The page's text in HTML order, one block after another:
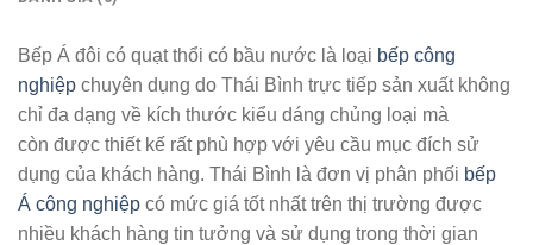
Bếp Á đôi có quạt thổi có bầu nước là loại bếp công
nghiệp chuyên dụng do Thái Bình trực tiếp sản xuất không
chỉ đa dạng về kích thước kiểu dáng chủng loại mà
còn được thiết kế rất phù hợp với yêu cầu mục đích sử
dụng của khách hàng. Thái Bình là đơn vị phân phối bếp
Á công nghiệp có mức giá tốt nhất trên thị trường được
nhiều khách hàng tin tưởng và sử dụng trong thời gian